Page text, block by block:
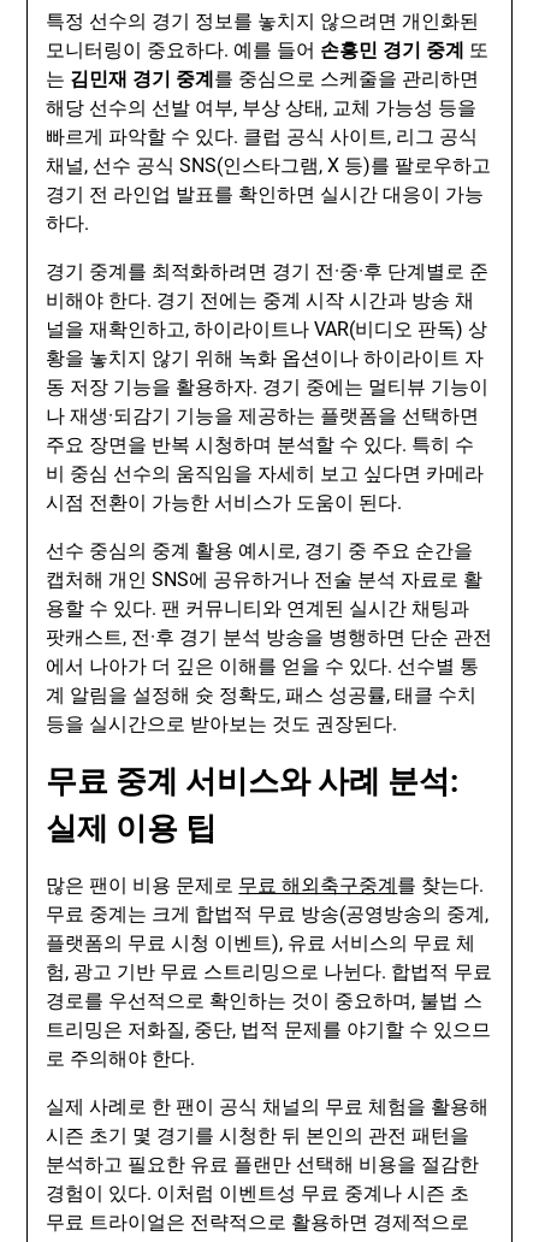
특정 선수의 경기 정보를 놓치지 않으려면 개인화된
모니터링이 중요하다. 예를 들어 손흥민 경기 중계 또
는 김민재 경기 중계를 중심으로 스케줄을 관리하면
해당 선수의 선발 여부, 부상 상태, 교체 가능성 등을
빠르게 파악할 수 있다. 클럽 공식 사이트, 리그 공식
채널, 선수 공식 SNS(인스타그램, X 등)를 팔로우하고
경기 전 라인업 발표를 확인하면 실시간 대응이 가능
하다.
경기 중계를 최적화하려면 경기 전·중·후 단계별로 준
비해야 한다. 경기 전에는 중계 시작 시간과 방송 채
널을 재확인하고, 하이라이트나 VAR(비디오 판독) 상
황을 놓치지 않기 위해 녹화 옵션이나 하이라이트 자
동 저장 기능을 활용하자. 경기 중에는 멀티뷰 기능이
나 재생·되감기 기능을 제공하는 플랫폼을 선택하면
주요 장면을 반복 시청하며 분석할 수 있다. 특히 수
비 중심 선수의 움직임을 자세히 보고 싶다면 카메라
시점 전환이 가능한 서비스가 도움이 된다.
선수 중심의 중계 활용 예시로, 경기 중 주요 순간을
캡처해 개인 SNS에 공유하거나 전술 분석 자료로 활
용할 수 있다. 팬 커뮤니티와 연계된 실시간 채팅과
팟캐스트, 전·후 경기 분석 방송을 병행하면 단순 관전
에서 나아가 더 깊은 이해를 얻을 수 있다. 선수별 통
계 알림을 설정해 슛 정확도, 패스 성공률, 태클 수치
등을 실시간으로 받아보는 것도 권장된다.
무료 중계 서비스와 사례 분석:
실제 이용 팁
많은 팬이 비용 문제로 무료 해외축구중계를 찾는다.
무료 중계는 크게 합법적 무료 방송(공영방송의 중계,
플랫폼의 무료 시청 이벤트), 유료 서비스의 무료 체
험, 광고 기반 무료 스트리밍으로 나뉜다. 합법적 무료
경로를 우선적으로 확인하는 것이 중요하며, 불법 스
트리밍은 저화질, 중단, 법적 문제를 야기할 수 있으므
로 주의해야 한다.
실제 사례로 한 팬이 공식 채널의 무료 체험을 활용해
시즌 초기 몇 경기를 시청한 뒤 본인의 관전 패턴을
분석하고 필요한 유료 플랜만 선택해 비용을 절감한
경험이 있다. 이처럼 이벤트성 무료 중계나 시즌 초
무료 트라이얼은 전략적으로 활용하면 경제적으로